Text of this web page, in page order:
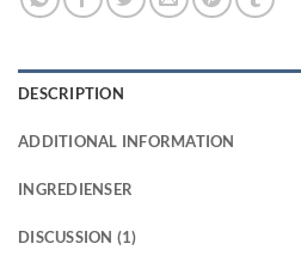
DESCRIPTION
ADDITIONAL INFORMATION
INGREDIENSER
DISCUSSION (1)